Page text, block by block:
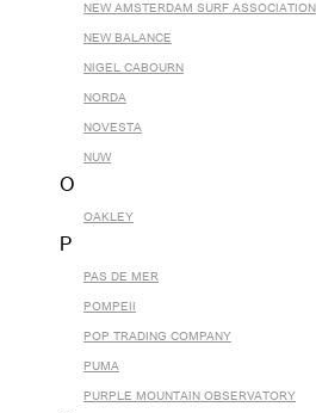
NEW AMSTERDAM SURF ASSOCIATION
NEW BALANCE
NIGEL CABOURN
NORDA
NOVESTA
NUW
O
OAKLEY
P
PAS DE MER
POMPEII
POP TRADING COMPANY
PUMA
PURPLE MOUNTAIN OBSERVATORY